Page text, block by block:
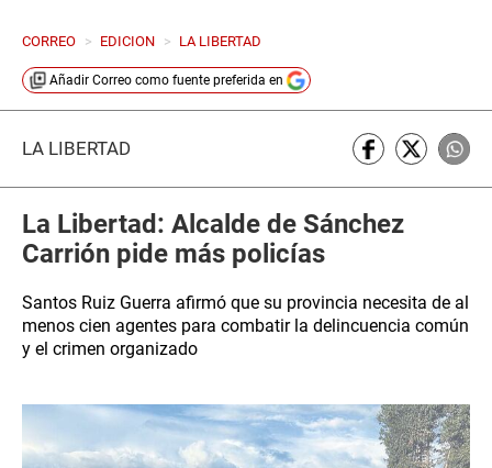
CORREO > EDICION > LA LIBERTAD
Añadir Correo como fuente preferida en
LA LIBERTAD
La Libertad: Alcalde de Sánchez
Carrión pide más policías
Santos Ruiz Guerra afirmó que su provincia necesita de al
menos cien agentes para combatir la delincuencia común
y el crimen organizado